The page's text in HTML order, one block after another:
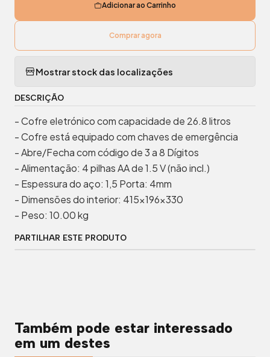
Adicionar ao Carrinho
Comprar agora
Mostrar stock das localizações
DESCRIÇÃO
- Cofre eletrónico com capacidade de 26.8 litros
- Cofre está equipado com chaves de emergência
- Abre/Fecha com código de 3 a 8 Dígitos
- Alimentação: 4 pilhas AA de 1.5 V (não incl.)
- Espessura do aço: 1,5 Porta: 4mm
- Dimensões do interior: 415x196x330
- Peso: 10.00 kg
PARTILHAR ESTE PRODUTO
Também pode estar interessado
em um destes